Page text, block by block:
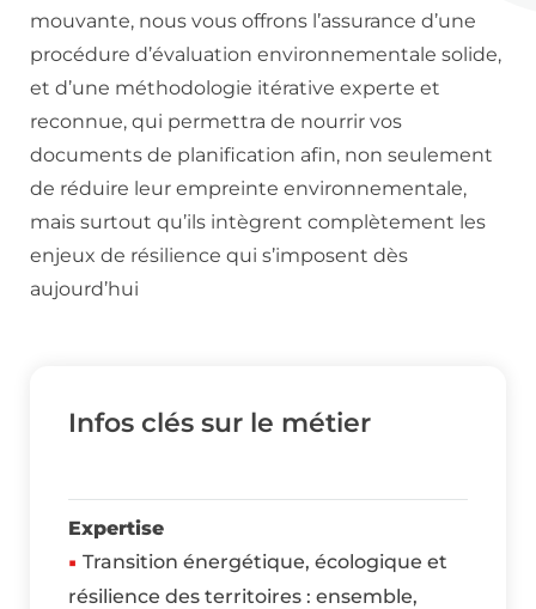
mouvante, nous vous offrons l’assurance d’une
procédure d’évaluation environnementale solide,
et d’une méthodologie itérative experte et
reconnue, qui permettra de nourrir vos
documents de planification afin, non seulement
de réduire leur empreinte environnementale,
mais surtout qu’ils intègrent complètement les
enjeux de résilience qui s’imposent dès
aujourd’hui
Infos clés sur le métier
Expertise
Transition énergétique, écologique et
résilience des territoires : ensemble,